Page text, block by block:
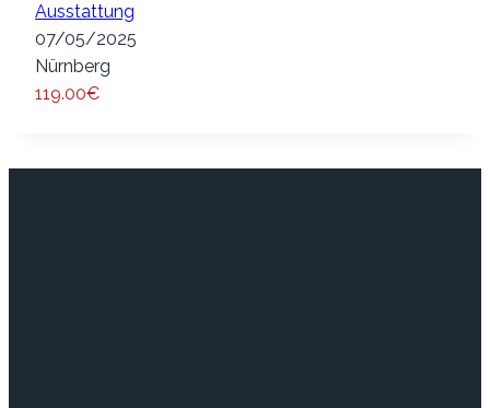
Ausstattung
07/05/2025
Nürnberg
119.00€